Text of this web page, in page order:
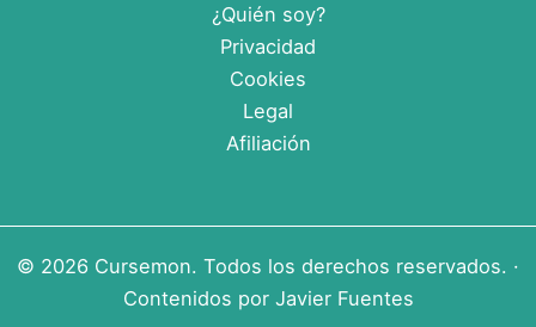
¿Quién soy?
Privacidad
Cookies
Legal
Afiliación
© 2026 Cursemon. Todos los derechos reservados. ·
Contenidos por Javier Fuentes